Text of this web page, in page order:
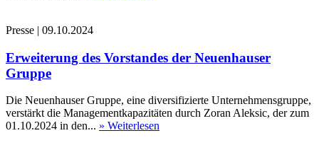
Presse | 09.10.2024
Erweiterung des Vorstandes der Neuenhauser
Gruppe
Die Neuenhauser Gruppe, eine diversifizierte Unternehmensgruppe,
verstärkt die Managementkapazitäten durch Zoran Aleksic, der zum
01.10.2024 in den... » Weiterlesen